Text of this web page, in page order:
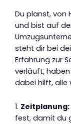
Du planst, von
und bist auf
steht dir bei
Erfahrung zur
verläuft,
dabei hilft, alle
1. Zeitplanung:
fest, damit du